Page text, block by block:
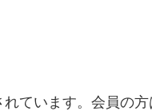
ています。会員の方